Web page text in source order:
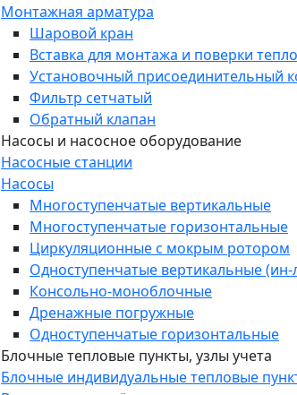
Монтажная арматура
Шаровой кран
Вставка для монтажа и поверки
Установочный присоединительный
Фильтр сетчатый
Обратный клапан
Насосы и насосное оборудование
Насосные станции
Насосы
Многоступенчатые вертикальные
Многоступенчатые горизонтальные
Циркуляционные с мокрым ротором
Одноступенчатые вертикальные (ин-
Консольно-моноблочные
Дренажные погружные
Одноступенчатые горизонтальные
Блочные тепловые пункты, узлы учета
Блочные индивидуальные тепловые